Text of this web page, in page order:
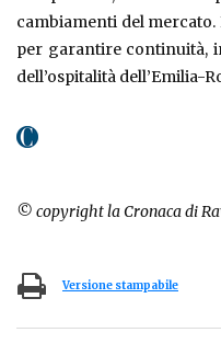
cambiamenti del
per garantire continuità,
dell’ospitalità dell’Emilia-
© copyright la Cronaca di
Versione stampabile